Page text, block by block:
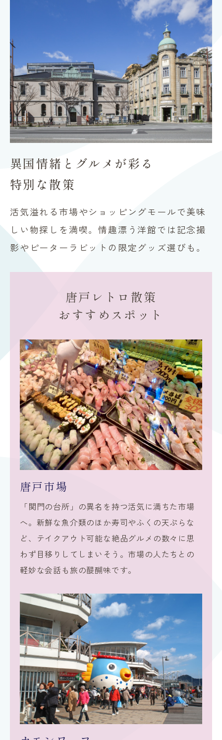
異国情緒とグルメが彩る
特別な散策
活気溢れる市場やショッピングモールで美味
しい物探しを満喫。情趣漂う洋館では記念撮
影やピーターラビットの限定グッズ選びも。
唐戸レトロ散策
おすすめスポット
唐戸市場
「関門の台所」の異名を持つ活気に満ちた市場
へ。新鮮な魚介類のほか寿司やふくの天ぷらな
ど、テイクアウト可能な絶品グルメの数々に思
わず目移りしてしまいそう。市場の人たちとの
軽妙な会話も旅の醍醐味です。